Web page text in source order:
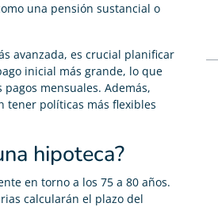
una pensión sustancial o
avanzada, es crucial planificar
inicial más grande, lo que
mensuales. Además,
tener políticas más flexibles
hipoteca?
en torno a los 75 a 80 años.
calcularán el plazo del